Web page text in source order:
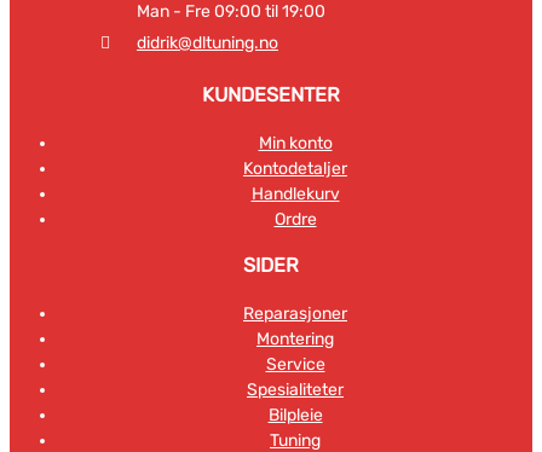
Man - Fre 09:00 til 19:00
didrik@dltuning.no
KUNDESENTER
Min konto
Kontodetaljer
Handlekurv
Ordre
SIDER
Reparasjoner
Montering
Service
Spesialiteter
Bilpleie
Tuning